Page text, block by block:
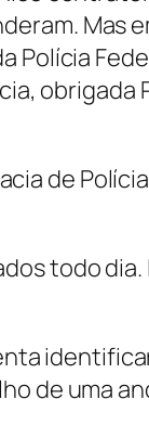
Mas
Polícia
obrigada
de
todo dia.
de uma